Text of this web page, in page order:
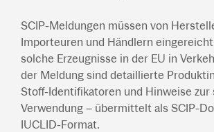
SCIP-Meldungen müssen von
Importeuren und Händlern
solche Erzeugnisse in der EU in
der Meldung sind detaillierte
Stoff-Identifikatoren und Hinweise zur
Verwendung – übermittelt als SCIP-
IUCLID-Format.